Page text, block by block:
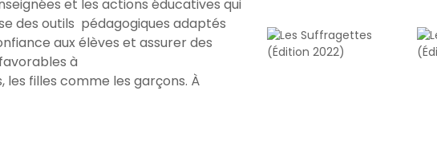
et les actions éducatives qui
des outils pédagogiques adaptés
aux élèves et assurer des
à
les filles comme les garçons. À